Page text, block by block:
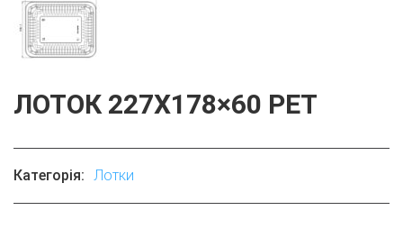
ЛОТОК 227Х178×60 РЕТ
Категорія: Лотки